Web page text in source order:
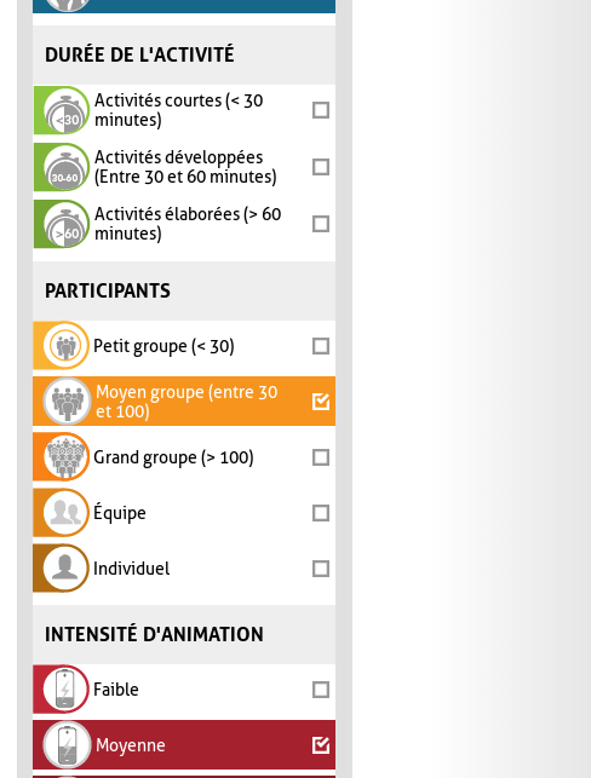
DURÉE DE L'ACTIVITÉ
Activités courtes (< 30
minutes)
Activités développées
(Entre 30 et 60 minutes)
Activités élaborées (> 60
minutes)
PARTICIPANTS
Petit groupe (< 30)
Moyen groupe (entre 30
et 100)
Grand groupe (> 100)
Équipe
Individuel
INTENSITÉ D'ANIMATION
Faible
Moyenne